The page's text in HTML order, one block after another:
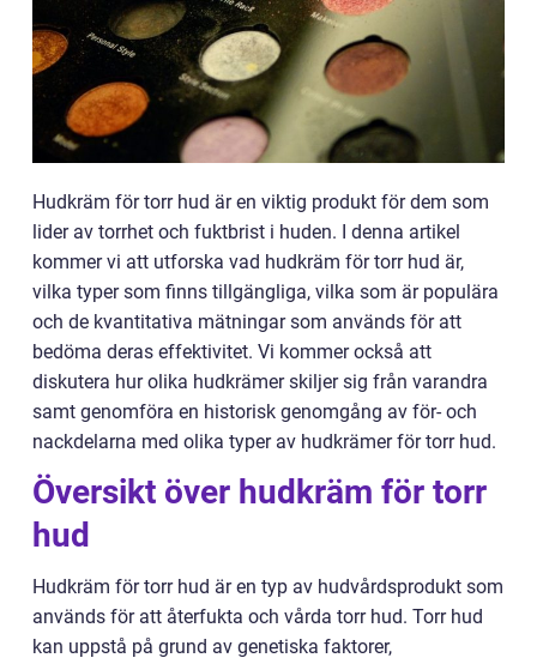
Hudkräm för torr hud är en viktig produkt för dem som
lider av torrhet och fuktbrist i huden. I denna artikel
kommer vi att utforska vad hudkräm för torr hud är,
vilka typer som finns tillgängliga, vilka som är populära
och de kvantitativa mätningar som används för att
bedöma deras effektivitet. Vi kommer också att
diskutera hur olika hudkrämer skiljer sig från varandra
samt genomföra en historisk genomgång av för- och
nackdelarna med olika typer av hudkrämer för torr hud.
Översikt över hudkräm för torr
hud
Hudkräm för torr hud är en typ av hudvårdsprodukt som
används för att återfukta och vårda torr hud. Torr hud
kan uppstå på grund av genetiska faktorer,